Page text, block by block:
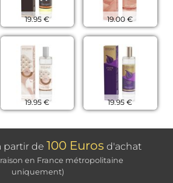
19.95 € 19.00 €
19.95 € 19.95 €
partir de 100 Euros d'achat
en France métropolitaine
uniquement)